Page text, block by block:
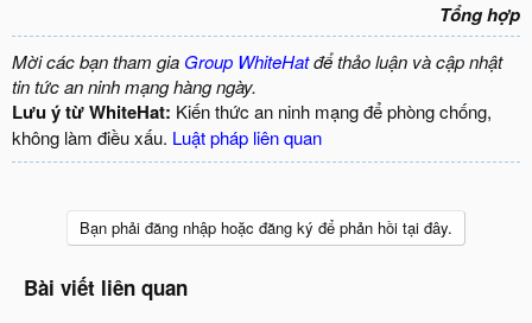
Tổng hợp
Mời các bạn tham gia Group WhiteHatđể thảo luận và cập nhật
tin tức an ninh mạng hàng ngày.
Lưu ý từ WhiteHat: Kiến thức an ninh mạng để phòng chống,
không làm điều xấu. Luật pháp liên quan
Bạn phải đăng nhập hoặc đăng ký để phản hồi tại đây.
Bài viết liên quan